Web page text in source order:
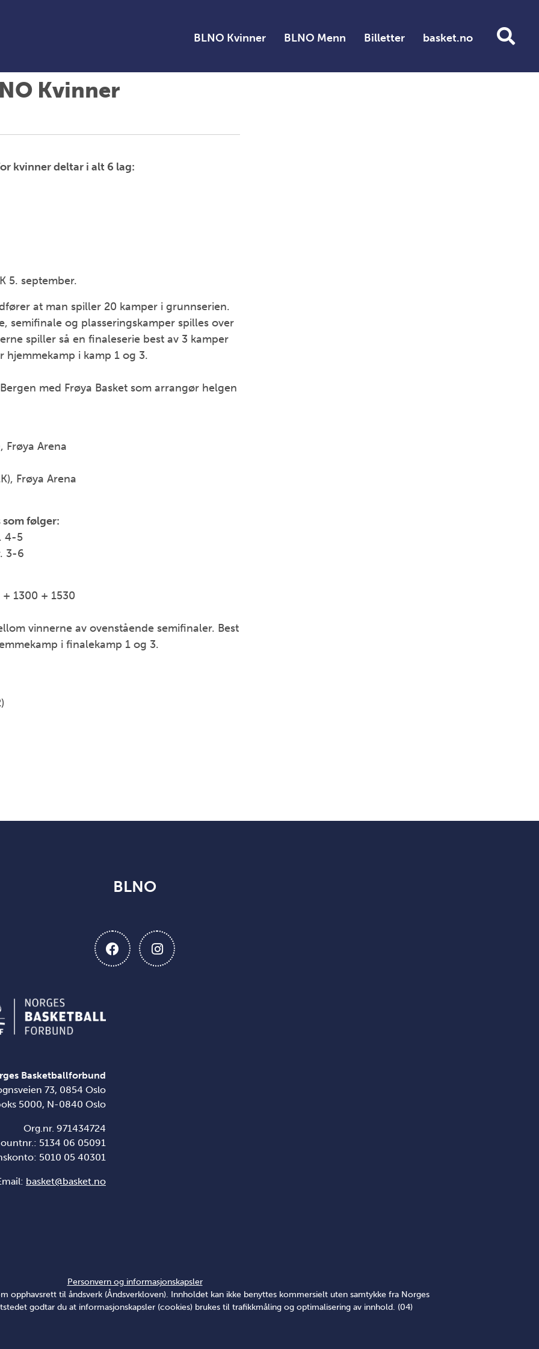
BLNO Kvinner BLNO Menn Billetter basket.no
Kvinner
kvinner deltar i alt 6 lag:
5. september.
at man spiller 20 kamper i grunnserien.
semifinale og plasseringskamper spilles over
spiller så en finaleserie best av 3 kamper
i kamp 1 og 3.
med Frøya Basket som arrangør helgen
Frøya Arena
Frøya Arena
som følger:
4-5
3-6
1300 + 1530
vinnerne av ovenstående semifinaler. Best
i finalekamp 1 og 3.
BLNO
Basketballforbund
73, 0854 Oslo
5000, N-0840 Oslo
Org.nr. 971434724
5134 06 05091
5010 05 40301
basket@basket.no
Personvern og informasjonskapsler
opphavsrett til åndsverk (Åndsverkloven). Innholdet kan ikke benyttes kommersielt uten samtykke fra Norges
godtar du at informasjonskapsler (cookies) brukes til trafikkmåling og optimalisering av innhold. (04)